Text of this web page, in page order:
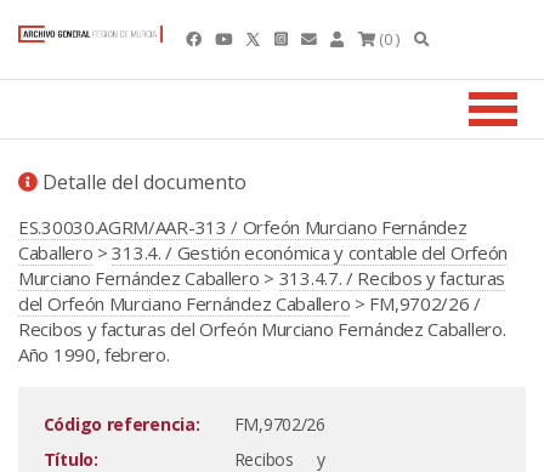
(0 )
Detalle del documento
ES.30030.AGRM/AAR-313 / Orfeón Murciano Fernández
Caballero >313.4. / Gestión económica y contable del Orfeón
Murciano Fernández Caballero > 313.4.7. / Recibos y facturas
del Orfeón Murciano Fernández Caballero > FM,9702/26 /
Recibos y facturas del Orfeón Murciano Fernández Caballero.
Año 1990, febrero.
Código referencia:
FM,9702/26
Título:
Recibos y